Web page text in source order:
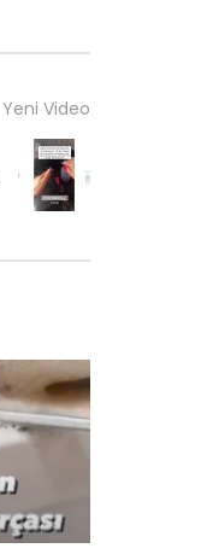
Yeni Video